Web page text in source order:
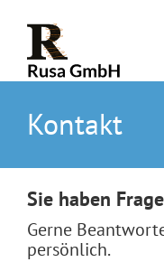
Kontakt
Sie haben
Gerne
persönlich.